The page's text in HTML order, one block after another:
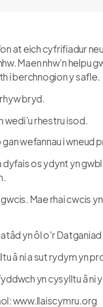
at eich cyfrifiadur
Maen nhw’n helpu
i berchnogion y safle.
bryd.
wedi’u rhestru isod.
wefannau i
os ydynt yn
Mae rhai cwcis
yn ôl o'r
â ni a sut rydym yn
yn cysylltu â ni
www.llaiscymru.org